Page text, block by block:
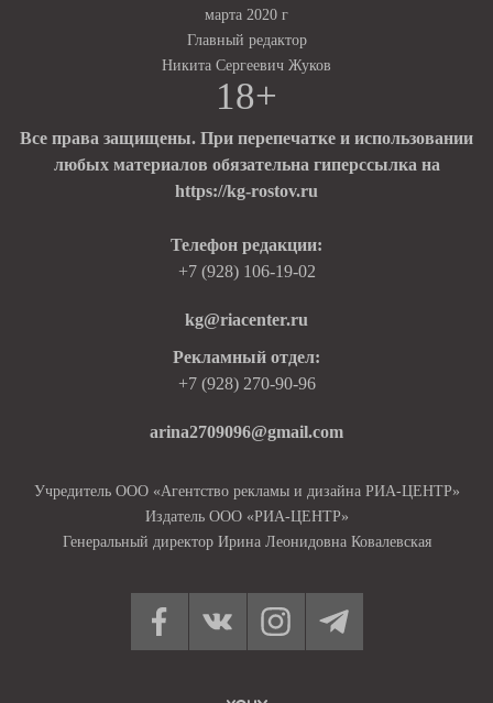
марта 2020 г
Главный редактор
Никита Сергеевич Жуков
18+
Все права защищены. При перепечатке и использовании
любых материалов обязательна гиперссылка на
https://kg-rostov.ru
Телефон редакции:
+7 (928) 106-19-02
kg@riacenter.ru
Рекламный отдел:
+7 (928) 270-90-96
arina2709096@gmail.com
Учредитель ООО «Агентство рекламы и дизайна РИА-ЦЕНТР»
Издатель ООО «РИА-ЦЕНТР»
Генеральный директор Ирина Леонидовна Ковалевская